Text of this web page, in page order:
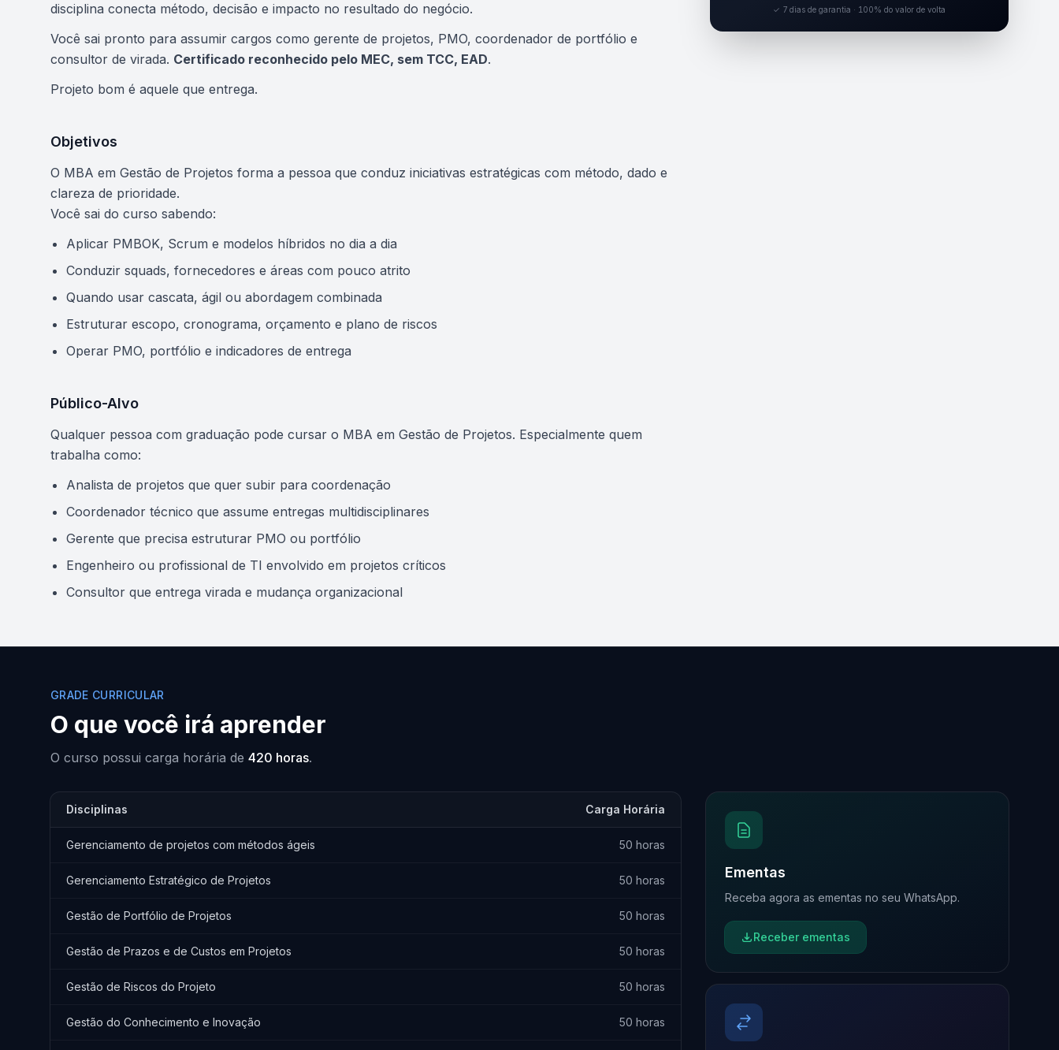
disciplina conecta método, decisão e impacto no resultado do negócio.
Você sai pronto para assumir cargos como gerente de projetos, PMO, coordenador de portfólio e
consultor de virada. Certificado reconhecido pelo MEC, sem TCC, EAD.
Projeto bom é aquele que entrega.
Objetivos
O MBA em Gestão de Projetos forma a pessoa que conduz iniciativas estratégicas com método, dado e
clareza de prioridade.
Você sai do curso sabendo:
Aplicar PMBOK, Scrum e modelos híbridos no dia a dia
Conduzir squads, fornecedores e áreas com pouco atrito
Quando usar cascata, ágil ou abordagem combinada
Estruturar escopo, cronograma, orçamento e plano de riscos
Operar PMO, portfólio e indicadores de entrega
Público-Alvo
Qualquer pessoa com graduação pode cursar o MBA em Gestão de Projetos. Especialmente quem
trabalha como:
Analista de projetos que quer subir para coordenação
Coordenador técnico que assume entregas multidisciplinares
Gerente que precisa estruturar PMO ou portfólio
Engenheiro ou profissional de TI envolvido em projetos críticos
Consultor que entrega virada e mudança organizacional
✓ 7 dias de garantia · 100% do valor de volta
GRADE CURRICULAR
O que você irá aprender
O curso possui carga horária de 420 horas.
Disciplinas Carga Horária
Gerenciamento de projetos com métodos ágeis 50 horas
Gerenciamento Estratégico de Projetos 50 horas
Gestão de Portfólio de Projetos 50 horas
Gestão de Prazos e de Custos em Projetos 50 horas
Gestão de Riscos do Projeto 50 horas
Gestão do Conhecimento e Inovação 50 horas
Ementas
Receba agora as ementas no seu WhatsApp.
Receber ementas